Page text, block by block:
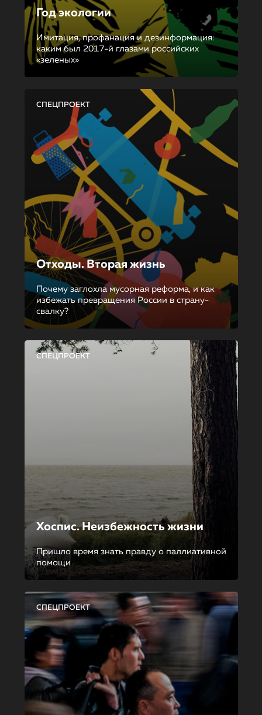
Год экологии
Имитация, профанация и дезинформация:
каким был 2017-й глазами российских
«зеленых»
СПЕЦПРОЕКТ
Отходы. Вторая жизнь
Почему заглохла мусорная реформа, и как
избежать превращения России в страну-
свалку?
СПЕЦПРОЕКТ
Хоспис. Неизбежность жизни
Пришло время знать правду о паллиативной
помощи
СПЕЦПРОЕКТ